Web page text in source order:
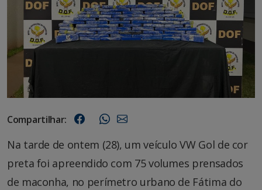
Compartilhar:
Na tarde de ontem (28), um veículo VW Gol de cor
preta foi apreendido com 75 volumes prensados
de maconha, no perímetro urbano de Fátima do